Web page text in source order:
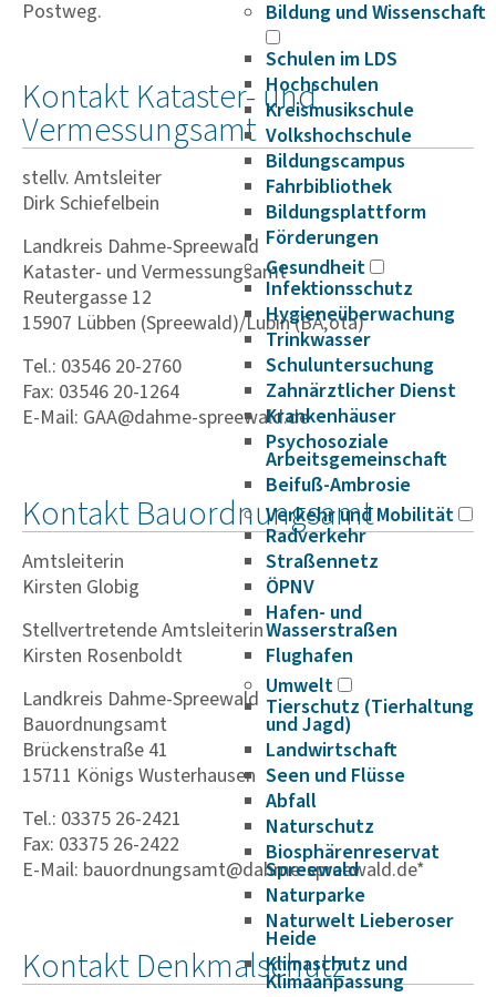
Bildung und Wissenschaft
Schulen im LDS
Hochschulen
Kreismusikschule
Volkshochschule
Bildungscampus
Fahrbibliothek
Bildungsplattform
Förderungen
Gesundheit
Infektionsschutz
Hygieneüberwachung
Trinkwasser
Schuluntersuchung
Zahnärztlicher Dienst
Krankenhäuser
Psychosoziale
Arbeitsgemeinschaft
Beifuß-Ambrosie
Verkehr und Mobilität
Radverkehr
Straßennetz
ÖPNV
Hafen- und
Wasserstraßen
Flughafen
Umwelt
Tierschutz (Tierhaltung
und Jagd)
Landwirtschaft
Seen und Flüsse
Abfall
Naturschutz
Biosphärenreservat
Spreewald
Naturparke
Naturwelt Lieberoser
Heide
Klimaschutz und
Klimaanpassung
Postweg.
Kontakt Kataster- und
Vermessungsamt
stellv. Amtsleiter
Dirk Schiefelbein
Landkreis Dahme-Spreewald
Kataster- und Vermessungsamt
Reutergasse 12
15907 Lübben (Spreewald)/Lubin (BÅ‚ota)
Tel.: 03546 20-2760
Fax: 03546 20-1264
E-Mail: GAA@dahme-spreewald.de
Kontakt Bauordnungsamt
Amtsleiterin
Kirsten Globig
Stellvertretende Amtsleiterin
Kirsten Rosenboldt
Landkreis Dahme-Spreewald
Bauordnungsamt
Brückenstraße 41
15711 Königs Wusterhausen
Tel.: 03375 26-2421
Fax: 03375 26-2422
E-Mail: bauordnungsamt@dahme-spreewald.de*
Kontakt Denkmalschutz